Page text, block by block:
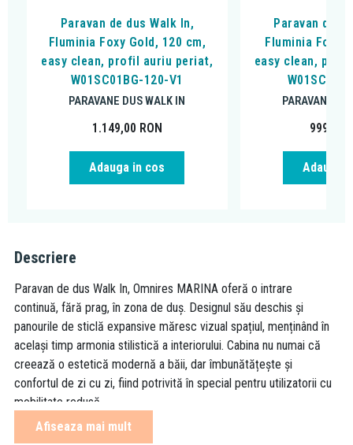
Paravan de dus Walk In,
Fluminia Foxy Gold, 120 cm,
easy clean, profil auriu periat,
W01SC01BG-120-V1
PARAVANE DUS WALK IN
1.149,00 RON
Adauga in cos
Paravan de
Fluminia Foxy
easy clean,
PARAVANE
999,00
Adauga
Descriere
Paravan de dus Walk In, Omnires MARINA oferă o intrare
continuă, fără prag, în zona de duș. Designul său deschis și
panourile de sticlă expansive măresc vizual spațiul, menținând în
același timp armonia stilistică a interiorului. Cabina nu numai că
creează o estetică modernă a băii, dar îmbunătățește și
confortul de zi cu zi, fiind potrivită în special pentru utilizatorii cu
mobilitate redusă.
perete: 100 cm
Afiseaza mai mult